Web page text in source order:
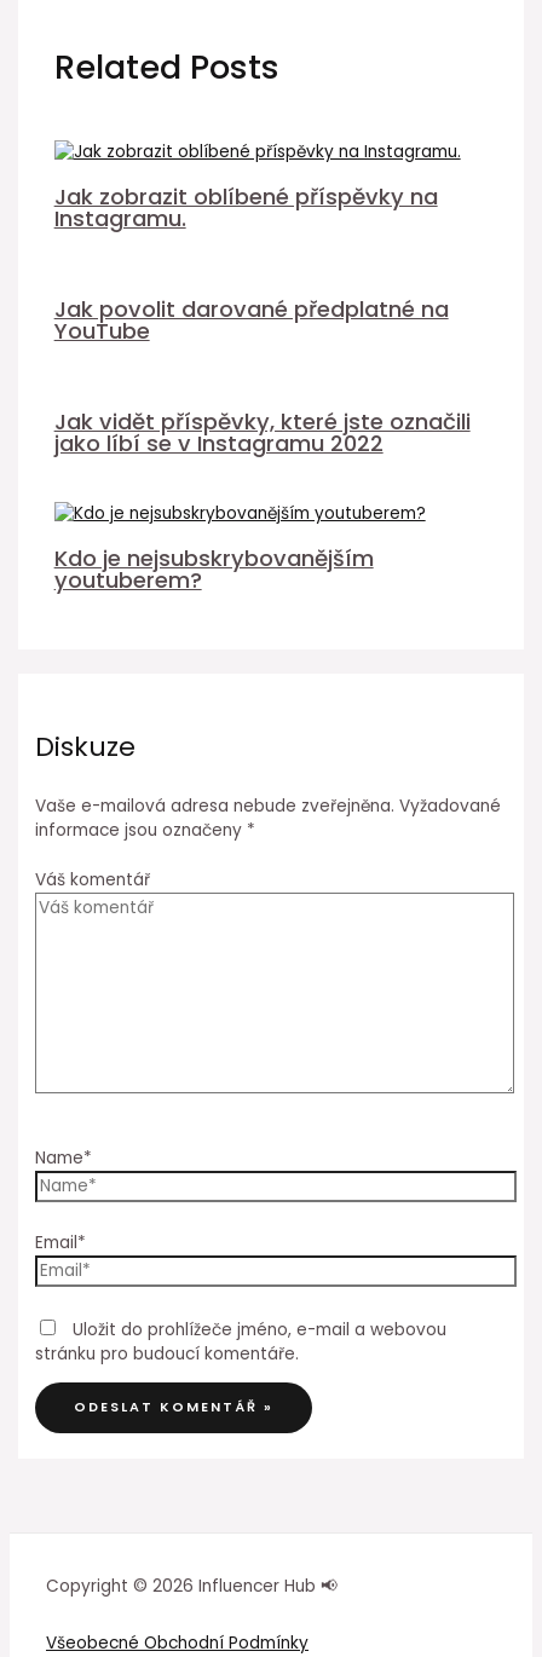
Related Posts
Jak zobrazit oblíbené příspěvky na
Instagramu.
Jak povolit darované předplatné na
YouTube
Jak vidět příspěvky, které jste označili
jako líbí se v Instagramu 2022
Kdo je nejsubskrybovanějším
youtuberem?
Diskuze
Vaše e-mailová adresa nebude zveřejněna. Vyžadované
informace jsou označeny *
Váš komentář
Name*
Email*
Uložit do prohlížeče jméno, e-mail a webovou
stránku pro budoucí komentáře.
Copyright © 2026 Influencer Hub 📢
Všeobecné Obchodní Podmínky